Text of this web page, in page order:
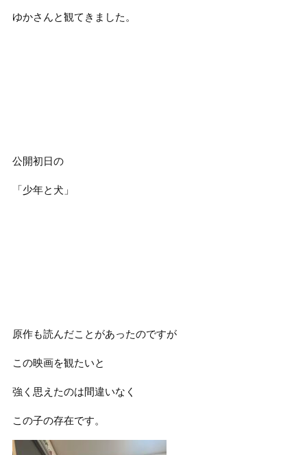
ゆかさんと観てきました。
公開初日の
「少年と犬」
原作も読んだことがあったのですが
この映画を観たいと
強く思えたのは間違いなく
この子の存在です。